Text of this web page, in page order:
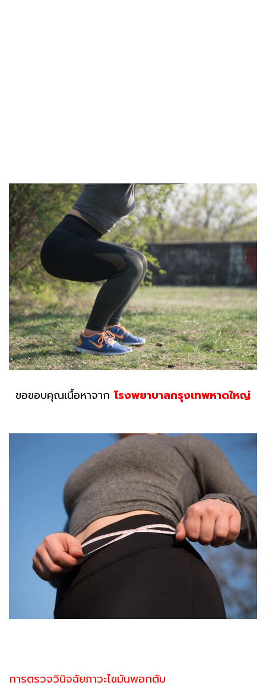
ขอขอบคุณเนื้อหาจาก โรงพยาบาลกรุงเทพหาดใหญ่
การตรวจวินิจฉัยภาวะไขมันพอกตับ